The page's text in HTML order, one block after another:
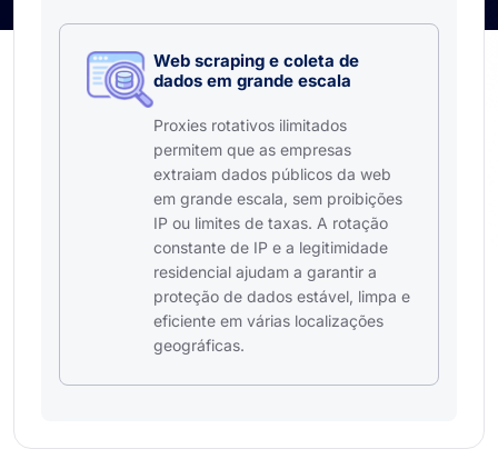
Web scraping e coleta de
dados em grande escala
Proxies rotativos ilimitados
permitem que as empresas
extraiam dados públicos da web
em grande escala, sem proibições
IP ou limites de taxas. A rotação
constante de IP e a legitimidade
residencial ajudam a garantir a
proteção de dados estável, limpa e
eficiente em várias localizações
geográficas.